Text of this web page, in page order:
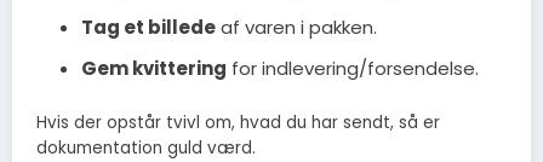
Tag et billedeaf varen i pakken.
Gem kvittering for indlevering/forsendelse.
Hvis der opstår tvivl om, hvad du har sendt, så er
dokumentation guld værd.